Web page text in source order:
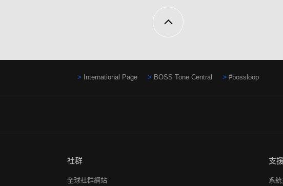
International Page BOSS Tone Central #bossloop
社群
全球社群網站
支
系